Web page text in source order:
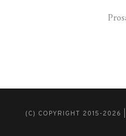
(C) COPYRIGHT 2015-2026 |